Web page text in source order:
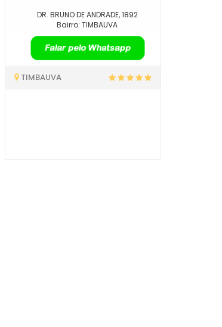
DR. BRUNO DE ANDRADE, 1892
Bairro: TIMBAUVA
TIMBAUVA